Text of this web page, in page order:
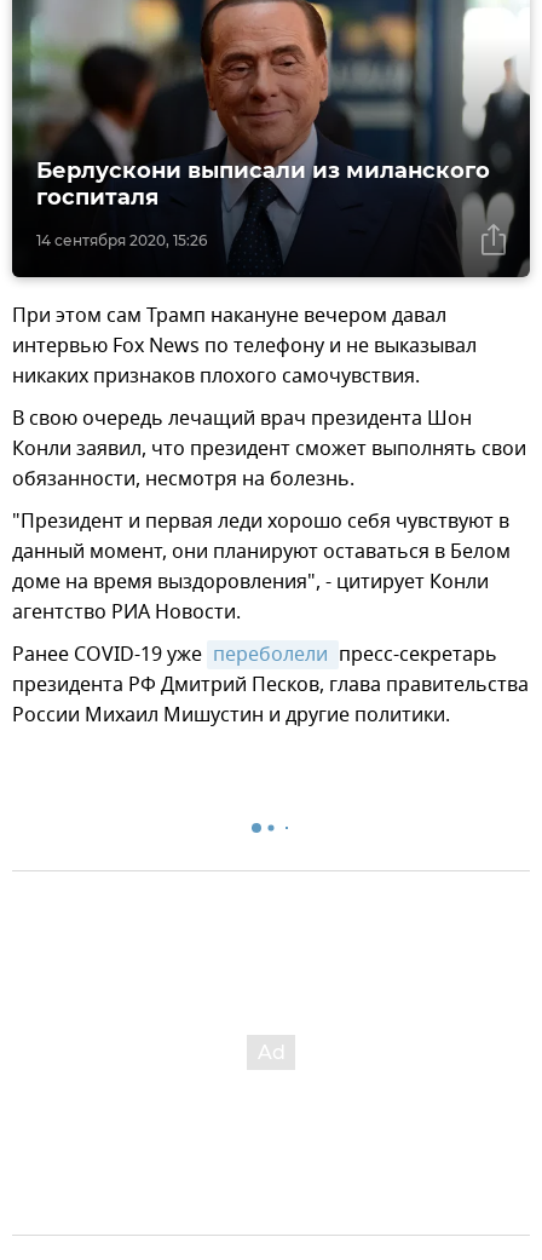
14 сентября 2020, 15:26
Берлускони выписали из миланского
госпиталя
При этом сам Трамп накануне вечером давал
интервью Fox News по телефону и не выказывал
никаких признаков плохого самочувствия.
В свою очередь лечащий врач президента Шон
Конли заявил, что президент сможет выполнять свои
обязанности, несмотря на болезнь.
"Президент и первая леди хорошо себя чувствуют в
данный момент, они планируют оставаться в Белом
доме на время выздоровления", - цитирует Конли
агентство РИА Новости.
Ранее COVID-19 уже переболели пресс-секретарь
президента РФ Дмитрий Песков, глава правительства
России Михаил Мишустин и другие политики.